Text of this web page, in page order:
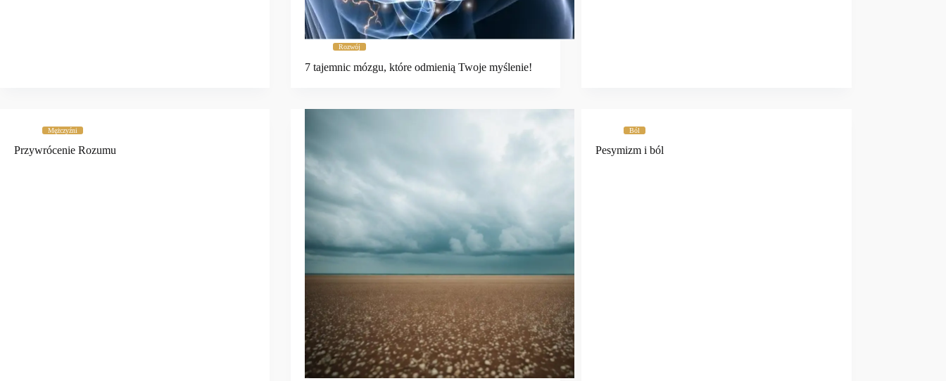
Rozwój
7 tajemnic mózgu, które odmienią Twoje myślenie!
Mężczyźni
Przywrócenie Rozumu
Ból
Pesymizm i ból